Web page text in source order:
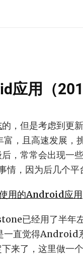
应用（
的，但是考虑到更
，且高速发展，
，常常会出现一
情，因为后几个平
用的Android应用
已经用了半年
直觉得Android
来了，这里做一